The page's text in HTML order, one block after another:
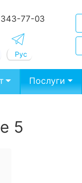
77-03
Рус
Послуги
5